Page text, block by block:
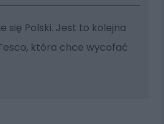
się Polski. Jest to kolejna
która chce wycofać